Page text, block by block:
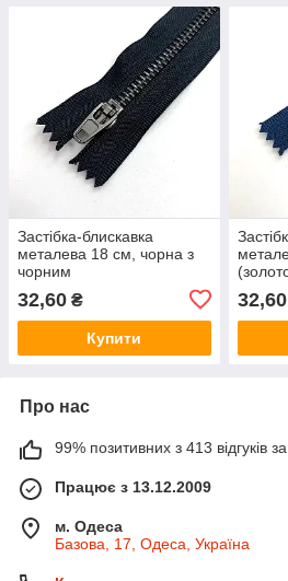
Застібка-блискавка
металева 18 см, чорна з
чорним
32,60 ₴
Купити
32,60
Про нас
99% позитивних з 413 відгуків за
Працює з 13.12.2009
м. Одеса
Базова, 17, Одеса, Україна